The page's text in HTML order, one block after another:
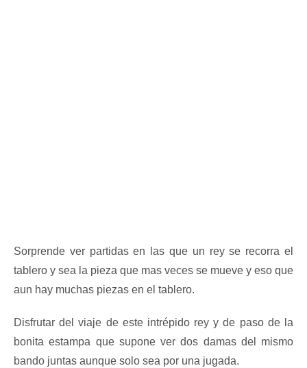
Sorprende ver partidas en las que un rey se recorra el
tablero y sea la pieza que mas veces se mueve y eso que
aun hay muchas piezas en el tablero.
Disfrutar del viaje de este intrépido rey y de paso de la
bonita estampa que supone ver dos damas del mismo
bando juntas aunque solo sea por una jugada.